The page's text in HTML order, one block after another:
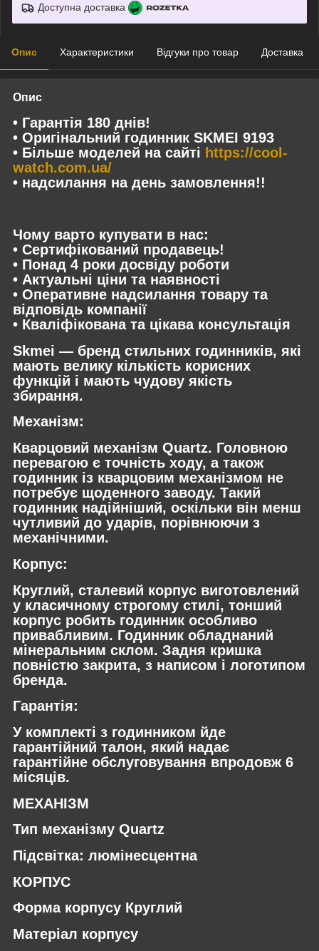
Доступна доставка
Опис Характеристики Відгуки про товар Доставка
Опис
• Гарантія 180 днів!
• Оригінальний годинник SKMEI 9193
• Більше моделей на сайті https://cool-
watch.com.ua/
• надсилання на день замовлення!!
Чому варто купувати в нас:
• Сертифікований продавець!
• Понад 4 роки досвіду роботи
• Актуальні ціни та наявності
• Оперативне надсилання товару та
відповідь компанії
• Кваліфікована та цікава консультація
Skmei — бренд стильних годинників, які
мають велику кількість корисних
функцій і мають чудову якість
збирання.
Механізм:
Кварцовий механізм Quartz. Головною
перевагою є точність ходу, а також
годинник із кварцовим механізмом не
потребує щоденного заводу. Такий
годинник надійніший, оскільки він менш
чутливий до ударів, порівнюючи з
механічними.
Корпус:
Круглий, сталевий корпус виготовлений
у класичному строгому стилі, тонший
корпус робить годинник особливо
привабливим. Годинник обладнаний
мінеральним склом. Задня кришка
повністю закрита, з написом і логотипом
бренда.
Гарантія:
У комплекті з годинником йде
гарантійний талон, який надає
гарантійне обслуговування впродовж 6
місяців.
МЕХАНІЗМ
Тип механізму Quartz
Підсвітка: люмінесцентна
КОРПУС
Форма корпусу Круглий
Матеріал корпусу